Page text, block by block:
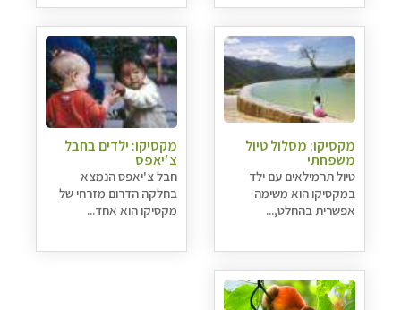
מקסיקו: מסלול טיול
משפחתי
טיול תרמילאים עם ילד
במקסיקו הוא משימה
אפשרית בהחלט,...
מקסיקו: ילדים בחבל
צ′יאפס
חבל צ'יאפס הנמצא
בחלקה הדרום מזרחי של
מקסיקו הוא אחד...